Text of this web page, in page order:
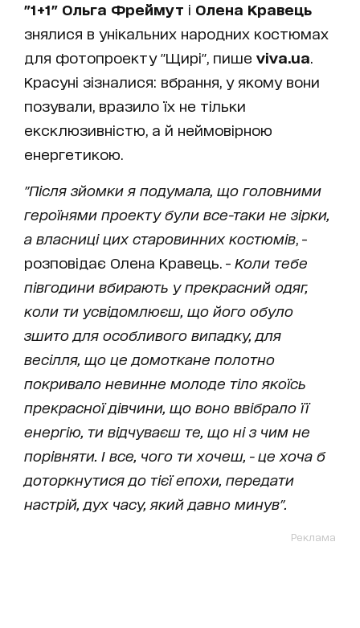
"1+1" Ольга Фреймут і Олена Кравець
знялися в унікальних народних костюмах
для фотопроекту "Щирі", пише viva.ua
Красуні зізналися: вбрання, у якому вони
позували, вразило їх не тільки
ексклюзивністю, а й неймовірною
енергетикою.
"Після зйомки я подумала, що головними
героїнями проекту були все-таки не зірки,
а власниці цих старовинних костюмів , -
розповідає Олена Кравець. - Коли тебе
півгодини вбирають у прекрасний одяг,
коли ти усвідомлюєш, що його обуло
зшито для особливого випадку, для
весілля, що це домоткане полотно
покривало невинне молоде тіло якоїсь
прекрасної дівчини, що воно ввібрало її
енергію, ти відчуваєш те, що ні з чим не
порівняти. І все, чого ти хочеш, - це хоча б
доторкнутися до тієї епохи, передати
настрій, дух часу, який давно минув".
Реклама